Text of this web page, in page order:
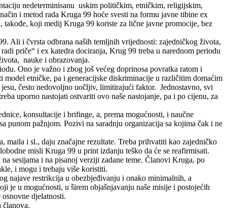
nedeterminisanu uskim političkim, etničkim, religijskim,
i metod rada Kruga 99 hoće svesti na formu javne tibine ex
koji medij Kruga 99 koriste za lične javne promocije, bez
Ali i čvrsta odbrana naših temljnih vrijednosti: zajedničkog života,
priče“ i ex katedra dociranja, Krug 99 treba u narednom periodu
nauke i obrazovanja.
Ono je važno i zbog još većeg doprinosa povratka ratom i
etničke, pa i generacijske diskriminacije u različitim domaćim
često nedovoljno uočljiv, limitirajući faktor. Jednostavno, svi
uporno nastojati ostvariti ovo naše nastojanje, pa i po cijenu, za
konsultacije i brifinge, a, prema mogućnosti, i naučne
punom pažnjom. Pozivi na saradnju organizacija sa kojima čak i ne
maila i sl., daju značajne rezultate. Treba prihvatiti kao zajedničko
misli Kruga 99 u print izdanju teško da će se reafirmisati.
sesijama i na pisanoj verziji zadane teme. Članovi Kruga, po
i mogu i trebaju više koristiti.
najave restrikcija u obezbjeđivanju i onako minimalnih, a
je u mogućnosti, u širem objašnjavanju naše misije i postojećih
djelatnosti.
članova.